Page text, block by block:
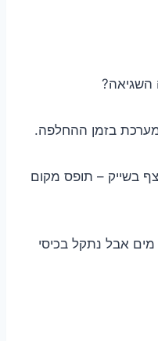
השגיאה?
בזמן ההחלפה.
בשייק – תופס מקום
אבל נתקל בכיסי